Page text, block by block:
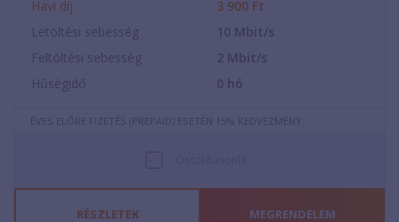
Havi díj 3 900 Ft
Letöltési sebesség
10 Mbit/s
Feltöltési sebesség
2 Mbit/s
Hűségidő
0 hó
ÉVES ELŐRE FIZETÉS (PREPAID) ESETÉN 15% KEDVEZMÉNY.
RÉSZLETEK MEGRENDELEM